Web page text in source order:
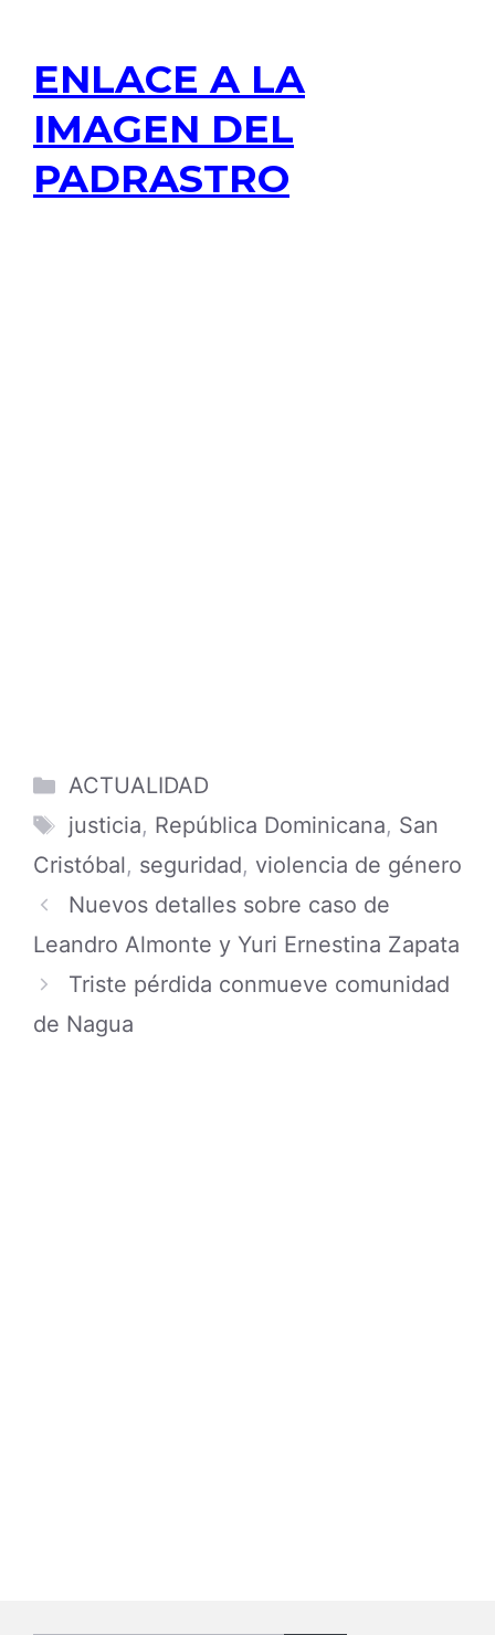
ENLACE A LA
IMAGEN DEL
PADRASTRO
Categories
ACTUALIDAD
Tags
justicia, República Dominicana, San
Cristóbal, seguridad, violencia de género
Nuevos detalles sobre caso de
Leandro Almonte y Yuri Ernestina Zapata
Triste pérdida conmueve comunidad
de Nagua